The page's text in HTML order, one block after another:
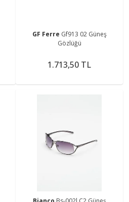
GF Ferre Gf913 02 Güneş
Gözlüğü
1.713,50 TL